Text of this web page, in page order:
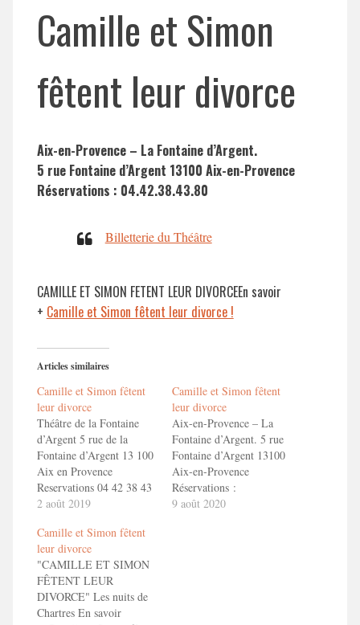
Camille et Simon
fêtent leur divorce
Aix-en-Provence – La Fontaine d’Argent.
5 rue Fontaine d’Argent 13100 Aix-en-Provence
Réservations : 04.42.38.43.80
Billetterie du Théâtre
CAMILLE ET SIMON FETENT LEUR DIVORCEEn savoir
+ Camille et Simon fêtent leur divorce !
Articles similaires
Camille et Simon fêtent
leur divorce
Théâtre de la Fontaine
d’Argent 5 rue de la
Fontaine d’Argent 13 100
Aix en Provence
Reservations 04 42 38 43
80
et-simon-fetent-leur-
divorce-du-25-au-29-
mars-2020 CAMILLE
ET SIMON FETENT
LEUR DIVORCEEn
savoir + Camille et
2 août 2019
Camille et Simon fêtent
leur divorce
Aix-en-Provence – La
Fontaine d’Argent. 5 rue
Fontaine d’Argent 13100
Aix-en-Provence
Réservations :
04.42.38.43.80
9 août 2020
Camille et Simon fêtent
leur divorce
"CAMILLE ET SIMON
FÊTENT LEUR
DIVORCE" Les nuits de
Chartres En savoir